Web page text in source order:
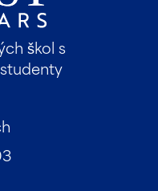
škol s